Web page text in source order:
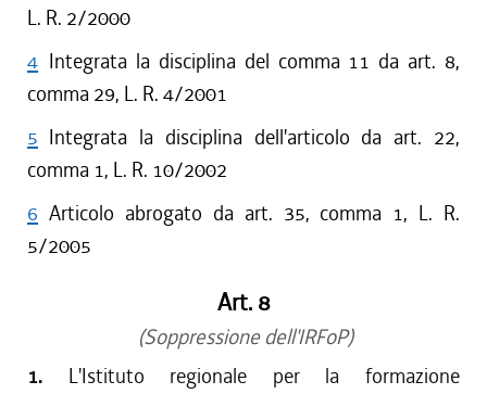
L. R. 2/2000
4 Integrata la disciplina del comma 11 da art. 8,
comma 29, L. R. 4/2001
5 Integrata la disciplina dell'articolo da art. 22,
comma 1, L. R. 10/2002
6 Articolo abrogato da art. 35, comma 1, L. R.
5/2005
Art. 8
(Soppressione dell'IRFoP)
1. L'Istituto regionale per la formazione